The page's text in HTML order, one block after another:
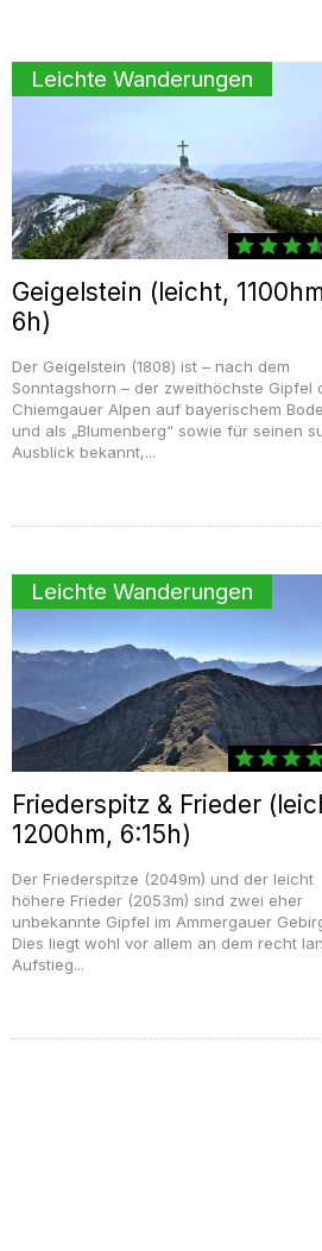
Leichte Wanderungen
Geigelstein (leicht,
6h)
Der Geigelstein (1808) ist – nach dem
Sonntagshorn – der zweithöchste Gipfel
Chiemgauer Alpen auf bayerischem
und als „Blumenberg“ sowie für seinen
Ausblick bekannt,...
Leichte Wanderungen
Friederspitz & Frieder
1200hm, 6:15h)
Der Friederspitze (2049m) und der leicht
höhere Frieder (2053m) sind zwei eher
unbekannte Gipfel im Ammergauer
Dies liegt wohl vor allem an dem recht
Aufstieg...